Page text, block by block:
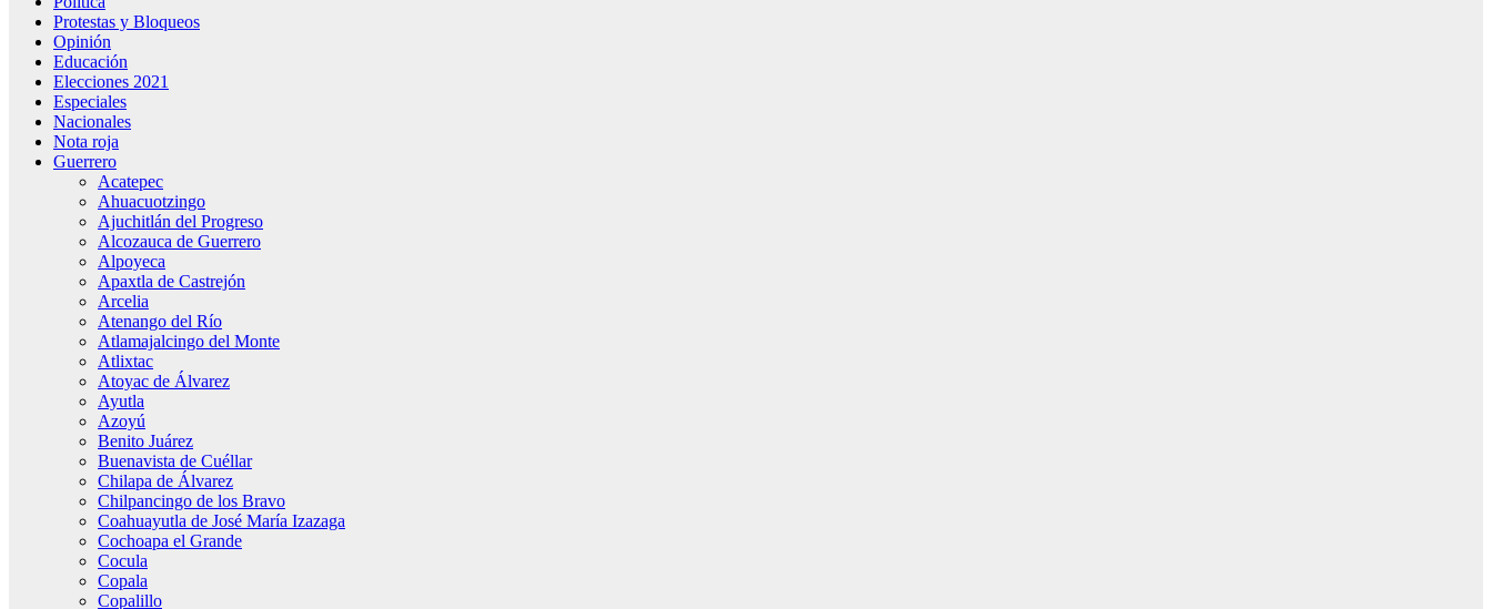
Protestas y Bloqueos
Opinión
Educación
Elecciones 2021
Especiales
Nacionales
Nota roja
Guerrero
Acatepec
Ahuacuotzingo
Ajuchitlán del Progreso
Alcozauca de Guerrero
Alpoyeca
Apaxtla de Castrejón
Arcelia
Atenango del Río
Atlamajalcingo del Monte
Atlixtac
Atoyac de Álvarez
Ayutla
Azoyú
Benito Juárez
Buenavista de Cuéllar
Chilapa de Álvarez
Chilpancingo de los Bravo
Coahuayutla de José María Izazaga
Cochoapa el Grande
Cocula
Copala
Copalillo